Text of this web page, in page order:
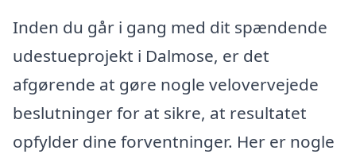
Inden du går i gang med dit spændende
udestueprojekt i Dalmose, er det
afgørende at gøre nogle velovervejede
beslutninger for at sikre, at resultatet
opfylder dine forventninger. Her er nogle